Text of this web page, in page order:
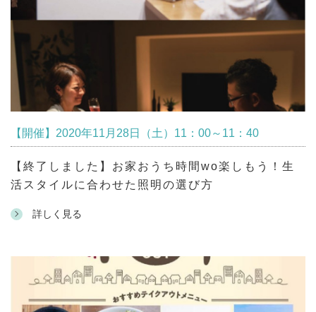
【開催】2020年11月28日（土）11：00～11：40
【終了しました】お家おうち時間wo楽しもう！生
活スタイルに合わせた照明の選び方
詳しく見る